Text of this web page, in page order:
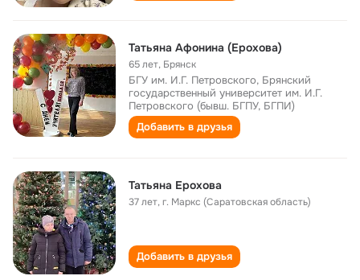
Татьяна Афонина (Ерохова)
65 лет, Брянск
БГУ им. И.Г. Петровского, Брянский
государственный университет им. И.Г.
Петровского (бывш. БГПУ, БГПИ)
Добавить в друзья
Татьяна Ерохова
37 лет,г. Маркс (Саратовская область)
Добавить в друзья